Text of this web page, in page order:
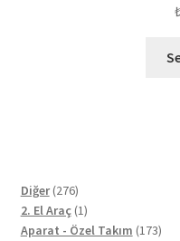
Diğer 276276
ürün
2. El Araç 11
ürün
Aparat - Özel Takım 173173